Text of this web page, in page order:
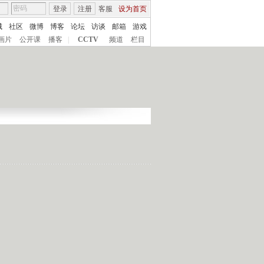
客服 设为首页
登录 注册
社区 微博 博客 论坛 访谈 邮箱
游戏
片
公开课 播客 CCTV 频道 栏目